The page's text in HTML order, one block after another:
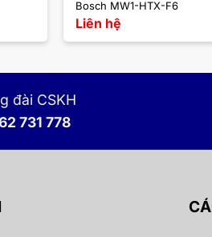
Bosch MW1-HTX-F6
Liên hệ
đài CSKH
731 778